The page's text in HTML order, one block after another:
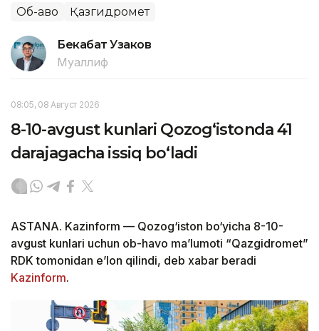
Об-ҳаво Қазгидромет
Бекабат Узаков
Муаллиф
08:05, 08 Август 2026
8-10-avgust kunlari Qozog‘istonda 41
darajagacha issiq bo‘ladi
ASTANA. Kazinform — Qozog‘iston bo‘yicha 8-10-
avgust kunlari uchun ob-havo ma’lumoti “Qazgidromet”
RDK tomonidan e’lon qilindi, deb xabar beradi
Kazinform.